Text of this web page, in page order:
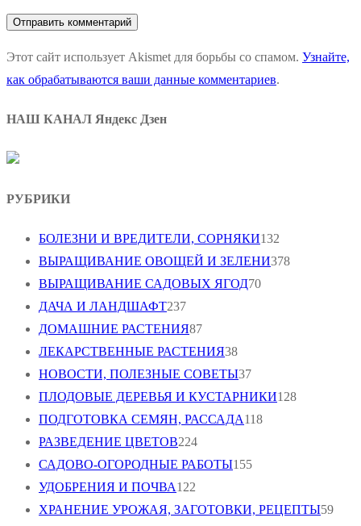
Этот сайт использует Akismet для борьбы со спамом. Узнайте,
как обрабатываются ваши данные комментариев.
НАШ КАНАЛ Яндекс Дзен
РУБРИКИ
БОЛЕЗНИ И ВРЕДИТЕЛИ, СОРНЯКИ132
ВЫРАЩИВАНИЕ ОВОЩЕЙ И ЗЕЛЕНИ378
ВЫРАЩИВАНИЕ САДОВЫХ ЯГОД70
ДАЧА И ЛАНДШАФТ237
ДОМАШНИЕ РАСТЕНИЯ87
ЛЕКАРСТВЕННЫЕ РАСТЕНИЯ38
НОВОСТИ, ПОЛЕЗНЫЕ СОВЕТЫ37
ПЛОДОВЫЕ ДЕРЕВЬЯ И КУСТАРНИКИ128
ПОДГОТОВКА СЕМЯН, РАССАДА118
РАЗВЕДЕНИЕ ЦВЕТОВ224
САДОВО-ОГОРОДНЫЕ РАБОТЫ155
УДОБРЕНИЯ И ПОЧВА122
ХРАНЕНИЕ УРОЖАЯ, ЗАГОТОВКИ, РЕЦЕПТЫ59